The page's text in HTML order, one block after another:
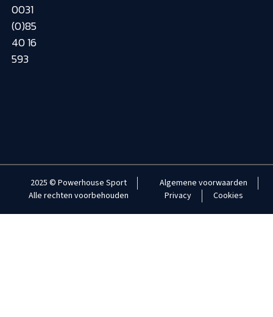
0031
(0)85
40 16
593
2025 © Powerhouse Sport
Alle rechten voorbehouden
Algemene voorwaarden
Privacy
Cookies